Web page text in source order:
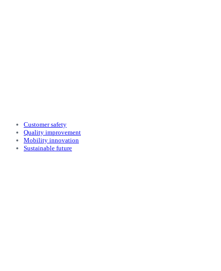
Customer safety
Quality improvement
Mobility innovation
Sustainable future